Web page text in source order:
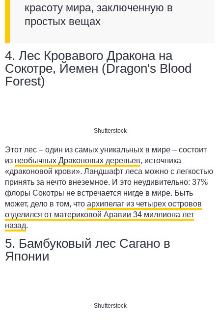
красоту мира, заключенную в
простых вещах
4. Лес Кровавого Дракона на
Сокотре, Йемен (Dragon's Blood
Forest)
Shutterstock
Этот лес – один из самых уникальных в мире – состоит
из необычных Драконовых деревьев, источника
«драконовой крови». Ландшафт леса можно с легкостью
принять за нечто внеземное. И это неудивительно: 37%
флоры Сокотры не встречается нигде в мире. Быть
может, дело в том, что архипелаг из четырех островов
отделился от материковой Аравии 34 миллиона лет
назад.
5. Бамбуковый лес Сагано в
Японии
Shutterstock